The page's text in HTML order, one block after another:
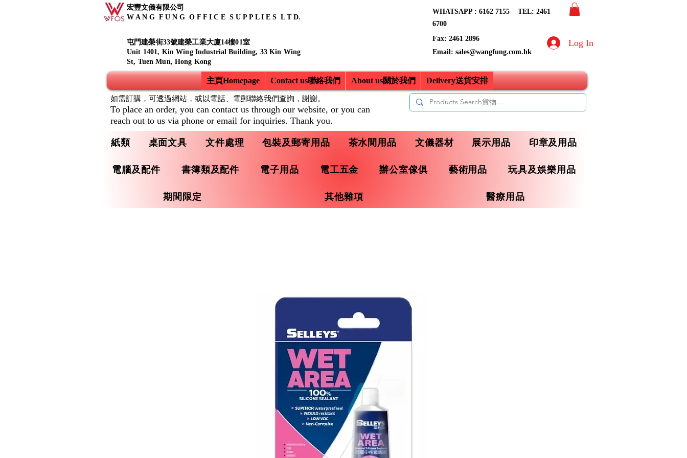
宏豐文儀有限公司
W A N G F U N G O F F I C E S U P P L I E S L T D.
屯門建榮街33號建榮工業大廈14樓01室
Unit 1401, Kin Wing Industrial Building, 33 Kin Wing
St, Tuen Mun, Hong Kong
WHATSAPP : 6162 7155​ TEL: 2461
6700
Fax: 2461 2896
Email: sales@wangfung.com.hk
Log In
主頁Homepage Contact us聯絡我們 About us關於我們 Delivery送貨安排
紙類 桌面文具 文件處理 包裝及郵寄用品 茶水間用品 文儀器材 展示用品 印章及用品
電腦及配件 書簿類及配件 電子用品 電工五金 辦公室傢俱 藝術用品 玩具及娛樂用品
期間限定 其他雜項 醫療用品
如需訂購，可透過網站，或以電話、電郵聯絡我們查詢， 謝謝。
To place an order, you can contact us through our website, or you can
reach out to us via phone or email for inquiries. Thank you.